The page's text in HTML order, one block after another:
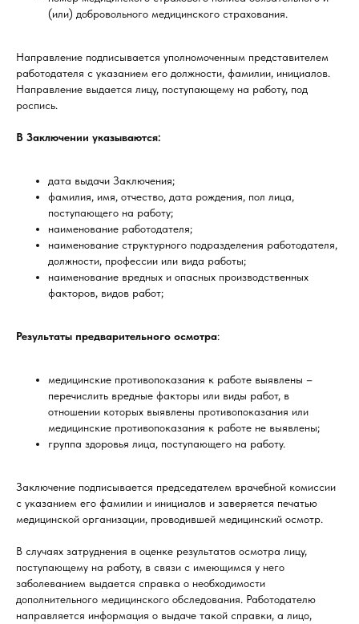
(или) добровольного медицинского страхования.
Направление подписывается уполномоченным представителем
работодателя с указанием его должности, фамилии, инициалов.
Направление выдается лицу, поступающему на работу, под
роспись.
В Заключении указываются:
дата выдачи Заключения;
фамилия, имя, отчество, дата рождения, пол лица,
поступающего на работу;
наименование работодателя;
наименование структурного подразделения работодателя,
должности, профессии или вида работы;
наименование вредных и опасных производственных
факторов, видов работ;
Результаты предварительного осмотра:
медицинские противопоказания к работе выявлены –
перечислить вредные факторы или виды работ, в
отношении которых выявлены противопоказания или
медицинские противопоказания к работе не выявлены;
группа здоровья лица, поступающего на работу.
Заключение подписывается председателем врачебной комиссии
с указанием его фамилии и инициалов и заверяется печатью
медицинской организации, проводившей медицинский осмотр.
В случаях затруднения в оценке результатов осмотра лицу,
поступающему на работу, в связи с имеющимся у него
заболеванием выдается справка о необходимости
дополнительного медицинского обследования. Работодателю
направляется информация о выдаче такой справки, а лицо,